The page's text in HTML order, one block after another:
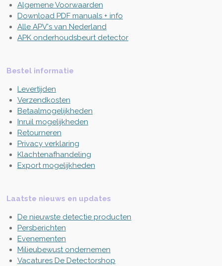
Algemene Voorwaarden
Download PDF manuals + info
Alle APV's van Nederland
APK onderhoudsbeurt detector
Bestel informatie
Levertijden
Verzendkosten
Betaalmogelijkheden
Inruil mogelijkheden
Retourneren
Privacy verklaring
Klachtenafhandeling
Export mogelijkheden
Laatste nieuws en updates
De nieuwste detectie producten
Persberichten
Evenementen
Milieubewust ondernemen
Vacatures De Detectorshop